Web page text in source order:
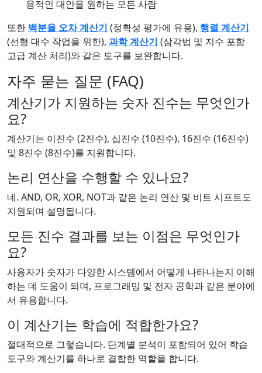
용적인 대안을 원하는 모든 사람
또한 백분율 오차 계산기 (정확성 평가에 유용), 행렬 계산기
(선형 대수 작업을 위한), 과학 계산기 (삼각법 및 지수 포함
고급 계산 처리)와 같은 도구를 보완합니다.
자주 묻는 질문 (FAQ)
계산기가 지원하는 숫자 진수는 무엇인가
요?
계산기는 이진수 (2진수), 십진수 (10진수), 16진수 (16진수)
및 8진수 (8진수)를 지원합니다.
논리 연산을 수행할 수 있나요?
네. AND, OR, XOR, NOT과 같은 논리 연산 및 비트 시프트도
지원되며 설명됩니다.
모든 진수 결과를 보는 이점은 무엇인가
요?
사용자가 숫자가 다양한 시스템에서 어떻게 나타나는지 이해
하는 데 도움이 되며, 프로그래밍 및 전자 공학과 같은 분야에
서 유용합니다.
이 계산기는 학습에 적합한가요?
절대적으로 그렇습니다. 단계별 분석이 포함되어 있어 학습
도구와 계산기를 하나로 결합한 역할을 합니다.